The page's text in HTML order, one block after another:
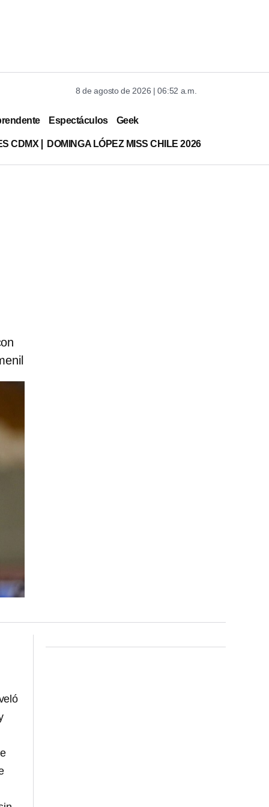
8 de agosto de 2026 | 06:52 a.m.
Espectáculos Geek
CDMX DOMINGA LÓPEZ MISS CHILE 2026